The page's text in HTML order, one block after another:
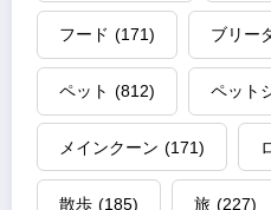
フード (171) ブリー
ペット (812) ペット
メインクーン (171)
散歩 (185) 旅 (227)